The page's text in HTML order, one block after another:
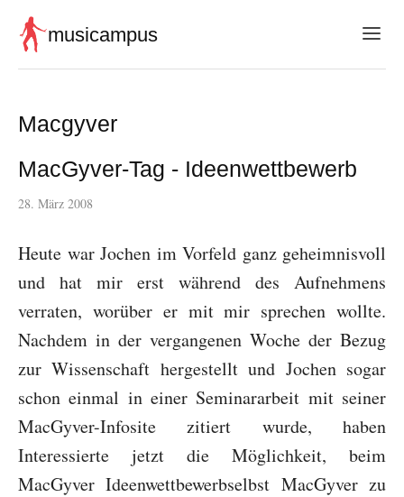
musicampus
Macgyver
MacGyver-Tag - Ideenwettbewerb
28. März 2008
Heute war Jochen im Vorfeld ganz geheimnisvoll
und hat mir erst während des Aufnehmens
verraten, worüber er mit mir sprechen wollte.
Nachdem in der vergangenen Woche der Bezug
zur Wissenschaft hergestellt und Jochen sogar
schon einmal in einer Seminararbeit mit seiner
MacGyver-Infosite zitiert wurde, haben
Interessierte jetzt die Möglichkeit, beim
MacGyver Ideenwettbewerbselbst MacGyver zu